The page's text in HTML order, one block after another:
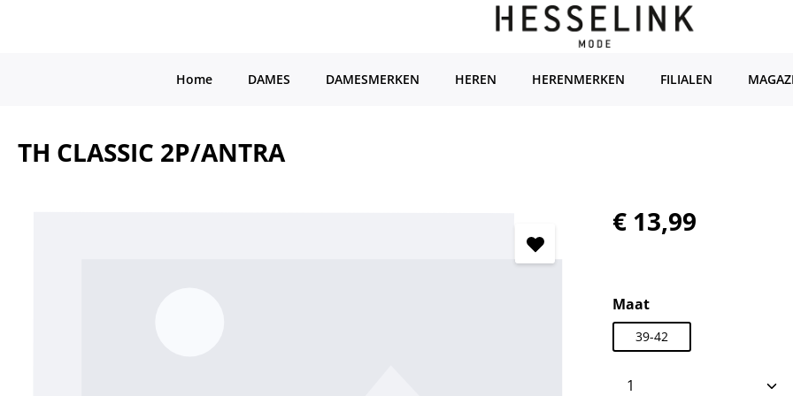
Home DAMES DAMESMERKEN HEREN HERENMERKEN FILIALEN
TH CLASSIC 2P/ANTRA
Normale prijs:
€ 13,99
Selecteer
Maat
39-42